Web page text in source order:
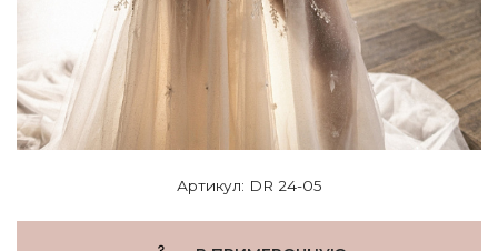
Артикул: DR 24-05